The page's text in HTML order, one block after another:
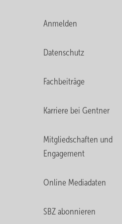
Anmelden
Datenschutz
Fachbeiträge
Karriere bei Gentner
Mitgliedschaften und
Engagement
Online Mediadaten
SBZ abonnieren